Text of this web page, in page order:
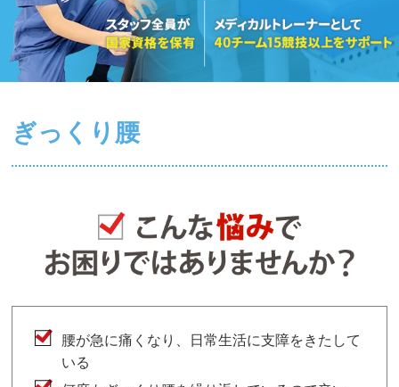
ぎっくり腰
腰が急に痛くなり、日常生活に支障をきたして
いる